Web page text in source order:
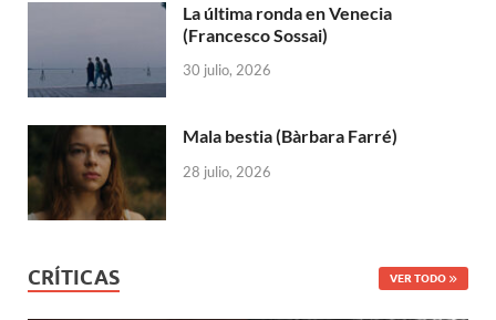
La última ronda en Venecia
(Francesco Sossai)
30 julio, 2026
Mala bestia (Bàrbara Farré)
28 julio, 2026
CRÍTICAS VER TODO